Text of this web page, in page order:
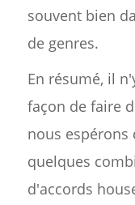
souvent bien
de genres.
En résumé, il
façon de faire
nous espérons
quelques
d'accords